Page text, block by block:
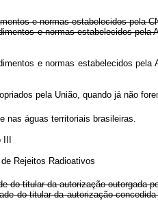
e normas estabelecidos pela
e normas estabelecidos
e normas estabelecidos
pela União, quando já não
nas águas territoriais brasileiras.
III
Rejeitos Radioativos
titular da autorização outorgada
do titular da autorização